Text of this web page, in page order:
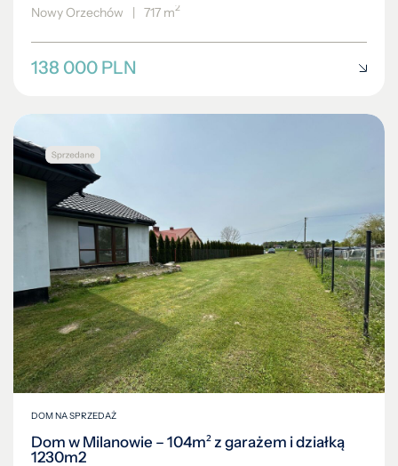
Nowy Orzechów | 717 m2
138 000 PLN
DOM NA SPRZEDAŻ
Dom w Milanowie – 104m² z garażem i działką
1230m2